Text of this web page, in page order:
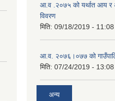
आ.व .२०७५ को यर्थात आय र
विवरण
मिति: 09/18/2019 - 11:08
आ.व. २०७६।०७७ को
मिति: 07/24/2019 - 13:08
अन्य